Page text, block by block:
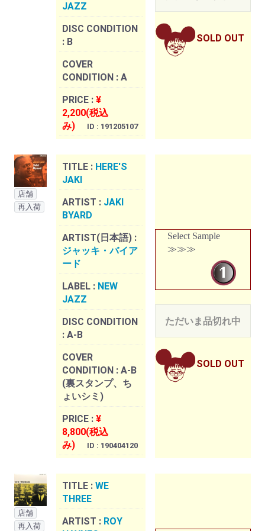
JAZZ
DISC CONDITION
: B
COVER
CONDITION : A
PRICE : ¥
2,200(税込
み)
ID : 191205107
SOLD OUT
店舗
再入荷
TITLE : HERE'S
JAKI
ARTIST : JAKI
BYARD
ARTIST(日本語) :
ジャッキ・バイア
ード
LABEL : NEW
JAZZ
DISC CONDITION
: A-B
COVER
CONDITION : A-B
(裏スタンプ、ち
ょいシミ)
PRICE : ¥
8,800(税込
み)
ID : 190404120
Select Sample
≫≫≫
ただいま品切れ中
SOLD OUT
店舗
再入荷
TITLE : WE
THREE
ARTIST : ROY